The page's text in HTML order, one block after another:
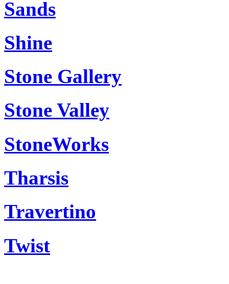
Sands
Shine
Stone Gallery
Stone Valley
StoneWorks
Tharsis
Travertino
Twist